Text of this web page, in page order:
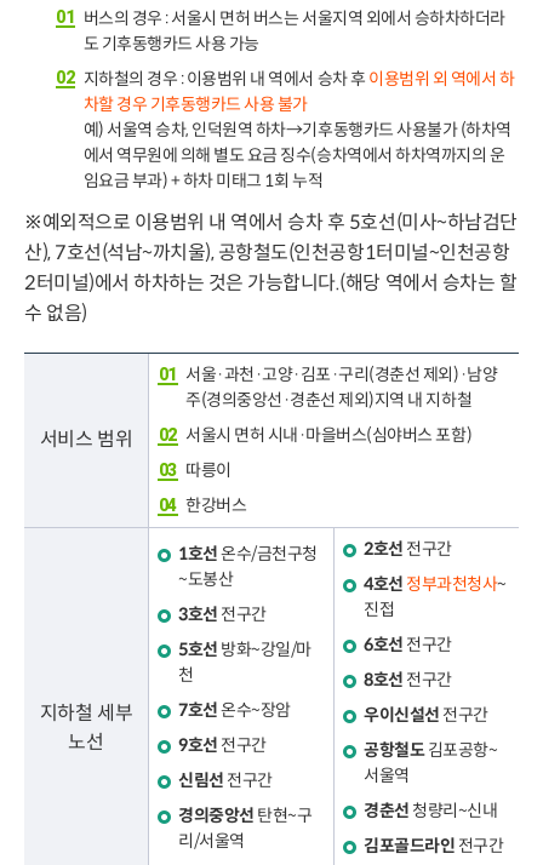
버스의 경우 : 서울시 면허 버스는 서울지역 외에서 승하차하더라
도 기후동행카드 사용 가능
지하철의 경우 : 이용범위 내 역에서 승차 후 이용범위 외 역에서 하
차할 경우 기후동행카드 사용 불가
예) 서울역 승차, 인덕원역 하차→기후동행카드 사용불가 (하차역
에서 역무원에 의해 별도 요금 징수(승차역에서 하차역까지의 운
임요금 부과) + 하차 미태그 1회 누적
※예외적으로 이용범위 내 역에서 승차 후 5호선(미사~하남검단
산), 7호선(석남~까치울), 공항철도(인천공항1터미널~인천공항
2터미널)에서 하차하는 것은 가능합니다.(해당 역에서 승차는 할
수 없음)
서비스 범위
서울·과천·고양·김포·구리(경춘선 제외)·남양
주(경의중앙선·경춘선 제외)지역 내 지하철
서울시 면허 시내·마을버스(심야버스 포함)
따릉이
한강버스
지하철 세부
노선
1호선온수/금천구청
~도봉산
3호선 전구간
5호선 방화~강일/마
천
7호선온수~장암
9호선 전구간
신림선 전구간
경의중앙선 탄현~구
리/서울역
2호선 전구간
4호선 정부과천청사~
진접
6호선 전구간
8호선 전구간
우이신설선 전구간
공항철도김포공항~
서울역
경춘선 청량리~신내
김포골드라인 전구간